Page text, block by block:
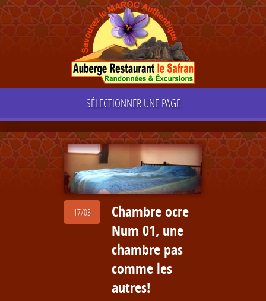
SÉLECTIONNER UNE PAGE
17/03
Chambre ocre
Num 01, une
chambre pas
comme les
autres!